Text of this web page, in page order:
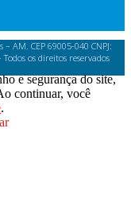
AM. CEP 69005-040 CNPJ:
os direitos reservados
e segurança do site,
continuar, você
.